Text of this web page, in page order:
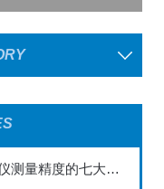
采购必读：影响废气VOC检测仪测量精度的七大关键因素